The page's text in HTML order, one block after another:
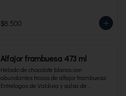
$8.500
Alfajor frambuesa 473 ml
Helado de chocolate blanco con
abundantes trozos de alfajor frambuesa
Entrelagos de Valdivia y salsa de